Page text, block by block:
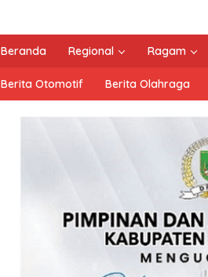
Beranda Regional Ragam
Berita Otomotif Berita Olahraga